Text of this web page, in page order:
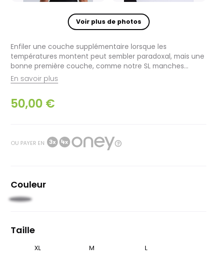
Voir plus de photos
Enfiler une couche supplémentaire lorsque les
températures montent peut sembler paradoxal, mais une
bonne première couche, comme notre SL manches...
En savoir plus
50,00 €
OU PAYER EN
Couleur
Gris
Taille
S M L
XL